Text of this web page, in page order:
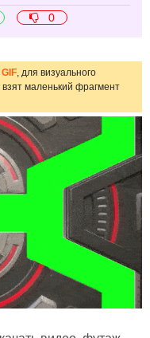
0
GIF, для визуального
маленький фрагмент